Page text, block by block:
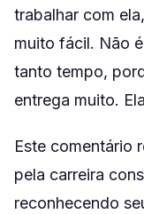
trabalhar com
muito fácil. Não
tanto tempo,
entrega muito.
Este comentário
pela carreira
reconhecendo